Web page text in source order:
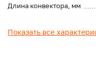
Длина конвектора, мм
Показать все